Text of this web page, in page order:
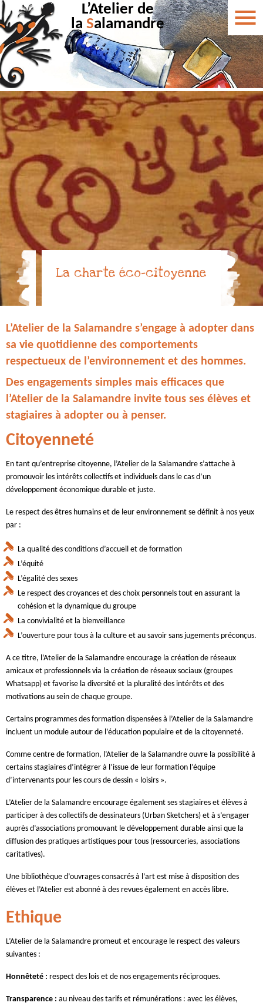
L’Atelier de
la Salamandre
La charte éco-citoyenne
L’Atelier de la Salamandre s’engage à adopter dans
sa vie quotidienne des comportements
respectueux de l’environnement et des hommes.
Des engagements simples mais efficaces que
l’Atelier de la Salamandre invite tous ses élèves et
stagiaires à adopter ou à penser.
Citoyenneté
En tant qu’entreprise citoyenne, l’Atelier de la Salamandre s’attache à
promouvoir les intérêts collectifs et individuels dans le cas d’un
développement économique durable et juste.
Le respect des êtres humains et de leur environnement se définit à nos yeux
par :
La qualité des conditions d’accueil et de formation
L’équité
L’égalité des sexes
Le respect des croyances et des choix personnels tout en assurant la
cohésion et la dynamique du groupe
La convivialité et la bienveillance
L’ouverture pour tous à la culture et au savoir sans jugements préconçus.
A ce titre, l’Atelier de la Salamandre encourage la création de réseaux
amicaux et professionnels via la création de réseaux sociaux (groupes
Whatsapp) et favorise la diversité et la pluralité des intérêts et des
motivations au sein de chaque groupe.
Certains programmes des formation dispensées à l’Atelier de la Salamandre
incluent un module autour de l’éducation populaire et de la citoyenneté.
Comme centre de formation, l’Atelier de la Salamandre ouvre la possibilité à
certains stagiaires d’intégrer à l’issue de leur formation l’équipe
d’intervenants pour les cours de dessin « loisirs ».
L’Atelier de la Salamandre encourage également ses stagiaires et élèves à
participer à des collectifs de dessinateurs (Urban Sketchers) et à s’engager
auprès d’associations promouvant le développement durable ainsi que la
diffusion des pratiques artistiques pour tous (ressourceries, associations
caritatives).
Une bibliothèque d’ouvrages consacrés à l’art est mise à disposition des
élèves et l’Atelier est abonné à des revues également en accès libre.
Ethique
L’Atelier de la Salamandre promeut et encourage le respect des valeurs
suivantes :
Honnêteté : respect des lois et de nos engagements réciproques.
Transparence : au niveau des tarifs et rémunérations : avec les élèves,